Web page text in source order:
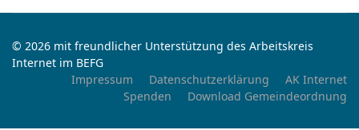
© 2026 mit freundlicher Unterstützung des Arbeitskreis
Internet im BEFG
Impressum
Datenschutzerklärung
AK Internet
Spenden
Download Gemeindeordnung